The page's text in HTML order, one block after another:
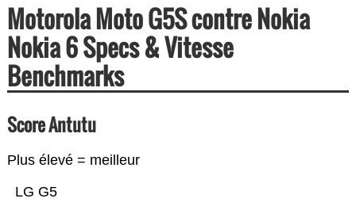
Motorola Moto G5S contre Nokia
Nokia 6 Specs & Vitesse
Benchmarks
Score Antutu
Plus élevé = meilleur
LG G5